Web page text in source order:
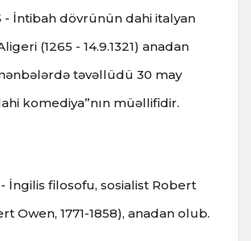
- İntibah dövrünün dahi italyan
(1265 - 14.9.1321) anadan
təvəllüdü 30 may
komediya”nın müəllifidir.
- İngilis filosofu, sosialist Robert
Owen, 1771-1858), anadan olub.